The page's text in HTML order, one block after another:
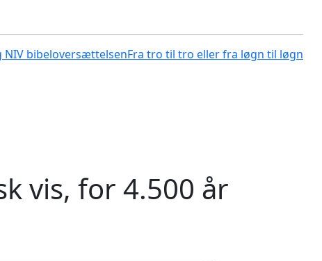
NIV bibeloversættelsenFra tro til tro eller fra løgn til løgn
vis, for 4.500 år